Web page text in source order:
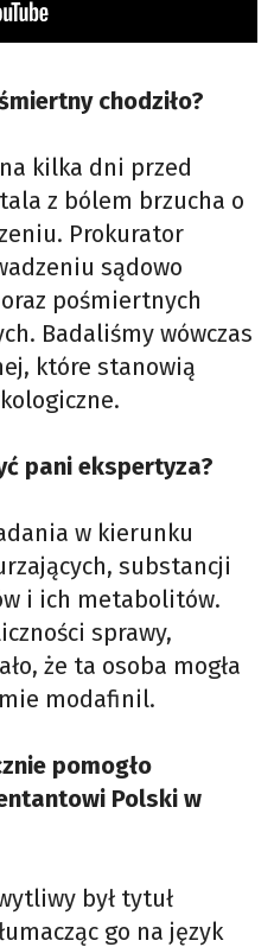
chodziło?
kilka dni przed
z bólem brzucha o
Prokurator
sądowo
pośmiertnych
Badaliśmy wówczas
które stanowią
pani ekspertyza?
w kierunku
substancji
i ich metabolitów.
sprawy,
że ta osoba mogła
modafinil.
pomogło
Polski w
był tytuł
go na język